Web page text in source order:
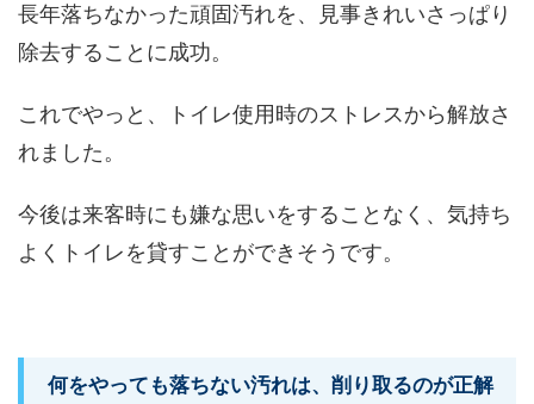
長年落ちなかった頑固汚れを、見事きれいさっぱり
除去することに成功。
これでやっと、トイレ使用時のストレスから解放さ
れました。
今後は来客時にも嫌な思いをすることなく、気持ち
よくトイレを貸すことができそうです。
何をやっても落ちない汚れは、削り取るのが正解